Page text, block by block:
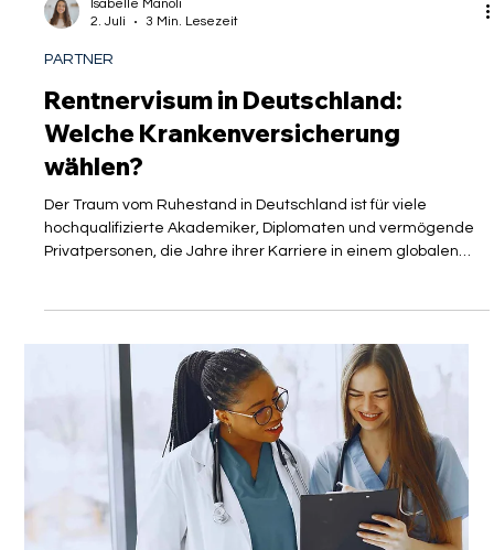
Isabelle Manoli
2. Juli
3 Min. Lesezeit
PARTNER
Rentnervisum in Deutschland:
Welche Krankenversicherung
hochqualifizierte Akademiker, Diplomaten und vermögende
Privatpersonen, die Jahre ihrer Karriere in einem globalen
Umfeld verbracht haben, zum Greifen nah. Deutschland lockt
nicht nur mit einer hohen Lebensqualität und kultureller
Vielfalt, sondern auch mit einem stabilen Rechtssystem. Doch
wer den Lebensabend in der Bundesrepublik verbringen
möchte, sieht sich oft mit einem komplexen Dickicht aus
regulatorischen Anforderun